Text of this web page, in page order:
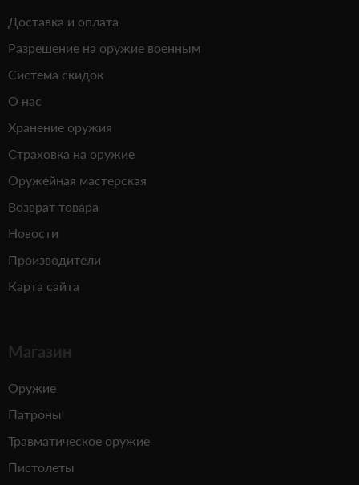
Доставка и оплата
Разрешение на оружие военным
Система скидок
О нас
Хранение оружия
Страховка на оружие
Оружейная мастерская
Возврат товара
Новости
Производители
Карта сайта
Магазин
Оружие
Патроны
Травматическое оружие
Пистолеты